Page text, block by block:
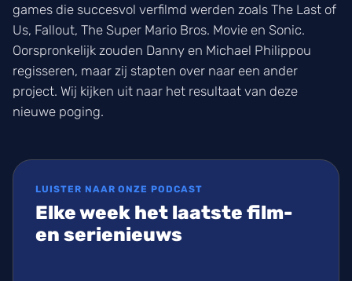
games die succesvol verfilmd werden zoals The Last of
Us, Fallout, The Super Mario Bros. Movie en Sonic.
Oorspronkelijk zouden Danny en Michael Philippou
regisseren, maar zij stapten over naar een ander
project. Wij kijken uit naar het resultaat van deze
nieuwe poging.
LUISTER NAAR ONZE PODCAST
Elke week het laatste film-
en serienieuws